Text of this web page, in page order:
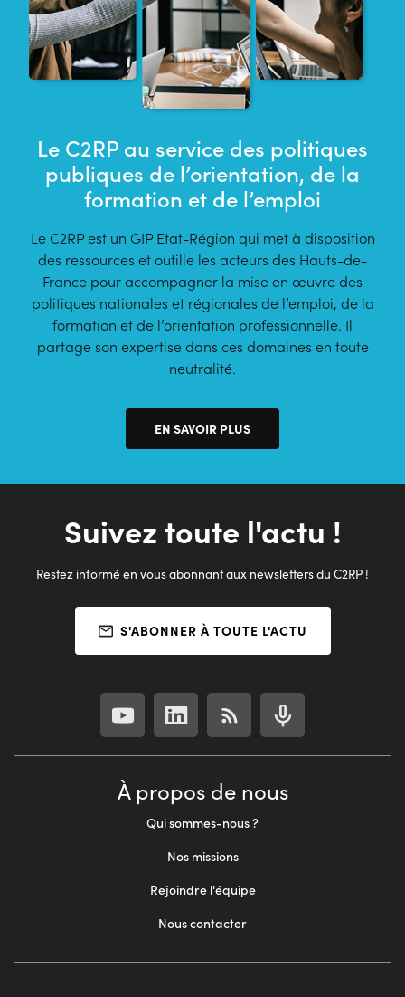
Le C2RP au service des politiques
publiques de l’orientation, de la
formation et de l’emploi
Le C2RP est un GIP Etat-Région qui met à disposition
des ressources et outille les acteurs des Hauts-de-
France pour accompagner la mise en œuvre des
politiques nationales et régionales de l’emploi, de la
formation et de l’orientation professionnelle. Il
partage son expertise dans ces domaines en toute
neutralité.
EN SAVOIR PLUS
Suivez toute l'actu !
Restez informé en vous abonnant aux newsletters du C2RP !
S'ABONNER À TOUTE L'ACTU
À propos de nous
Qui sommes-nous ?
Nos missions
Rejoindre l'équipe
Nous contacter